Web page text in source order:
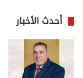
أحدث الأخبار